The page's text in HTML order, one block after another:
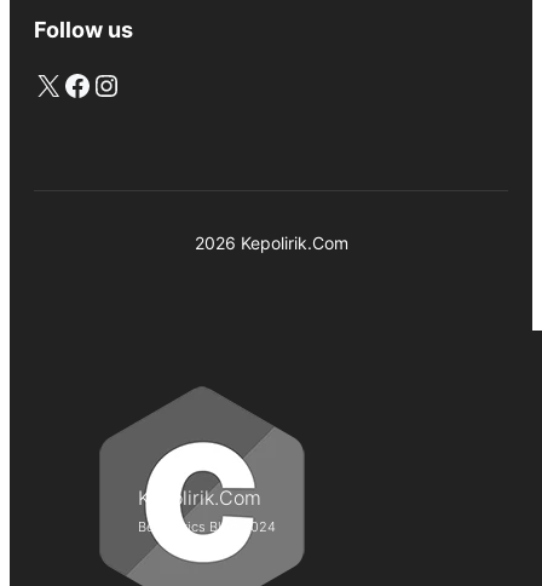
Follow us
X Facebook
Instagram
2026 Kepolirik.Com
Kepolirik.Com
Best Lyrics Blog 2024